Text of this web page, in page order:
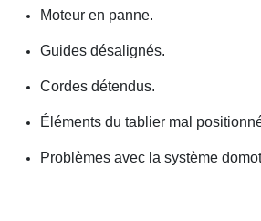
Moteur en panne.
Guides désalignés.
Cordes détendus.
Éléments du tablier mal
Problèmes avec la système